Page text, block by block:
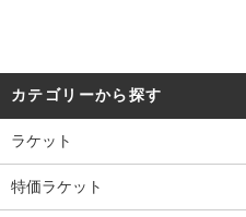
カテゴリーから探す
ラケット
特価ラケット